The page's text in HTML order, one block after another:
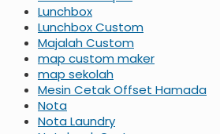
Lunchbox
Lunchbox Custom
Majalah Custom
map custom maker
map sekolah
Mesin Cetak Offset Hamada
Nota
Nota Laundry